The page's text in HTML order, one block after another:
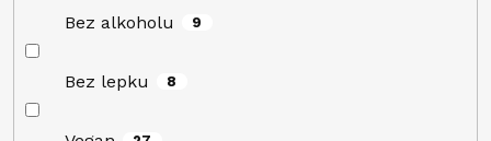
Bez alkoholu 9
Bez lepku 8